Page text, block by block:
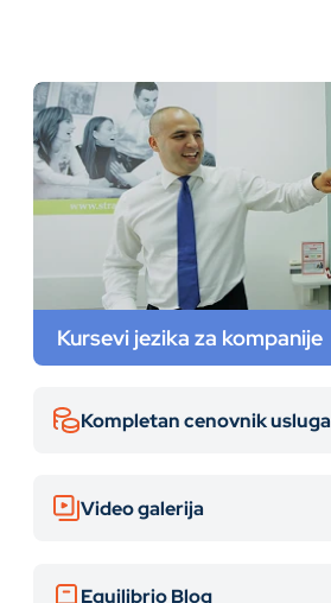
Kursevi jezika za kompanije
Kompletan cenovnik usluga
Video galerija
Equilibrio Blog